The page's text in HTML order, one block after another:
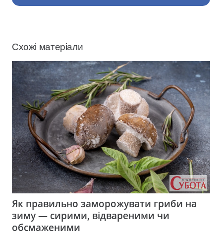
Схожі матеріали
Як правильно заморожувати гриби на
зиму — сирими, відвареними чи
обсмаженими